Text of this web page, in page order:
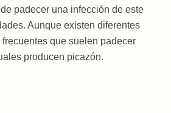
padecer una infección de este
Aunque existen diferentes
que suelen padecer
producen picazón.